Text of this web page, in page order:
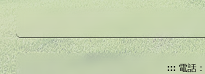
::: 電話：